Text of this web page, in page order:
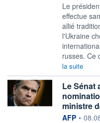
Le
effectue
allié
l'Ukraine
russes. Ce
la suite
Le Sénat
ministre
information
AFP •